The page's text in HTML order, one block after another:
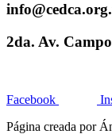
2da. Av.
Facebook
Página creada por